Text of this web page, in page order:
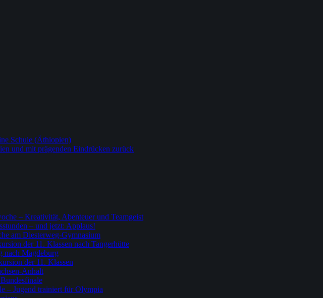
Schule (Äthiopien)
und mit prägenden Eindrücken zurück
– Kreativität, Abenteuer und Teamgeist
– und jetzt: Applaus!
am Diesterweg-Gymnasium
der 11. Klassen nach Tangerhütte
nach Magdeburg
der 11. Klassen
Anhalt
– Jugend trainiert für Olympia